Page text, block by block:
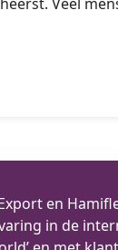
van bloemen
genoeg
Hun
inwerken
en
in de